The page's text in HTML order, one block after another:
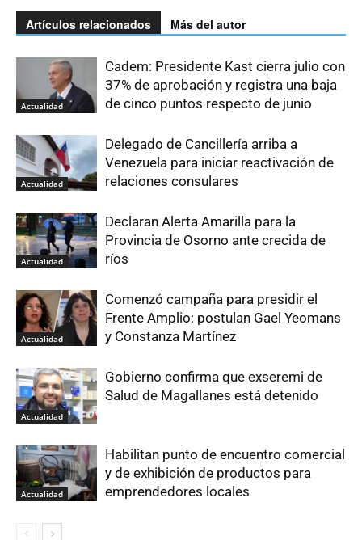
Artículos relacionados Más del autor
Actualidad
Cadem: Presidente Kast cierra julio con
37% de aprobación y registra una baja
de cinco puntos respecto de junio
Actualidad
Delegado de Cancillería arriba a
Venezuela para iniciar reactivación de
relaciones consulares
Actualidad
Declaran Alerta Amarilla para la
Provincia de Osorno ante crecida de
ríos
Actualidad
Comenzó campaña para presidir el
Frente Amplio: postulan Gael Yeomans
y Constanza Martínez
Actualidad
Gobierno confirma que exseremi de
Salud de Magallanes está detenido
Actualidad
Habilitan punto de encuentro comercial
y de exhibición de productos para
emprendedores locales